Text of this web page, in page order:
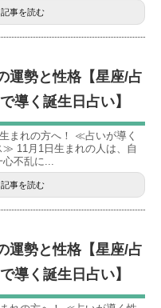
記事を読む
運勢と性格【星座/占
導く誕生日占い】
まれの方へ！ ≪占いが導く
≫ 11月1日生まれの人は、自
心不乱に...
記事を読む
運勢と性格【星座/占
導く誕生日占い】